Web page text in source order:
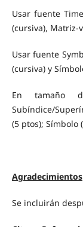
Usar fuente
(cursiva), Matriz-
Usar fuente
(cursiva) y
En tamaño
Subíndice/
(5 ptos); Símbolo
Agradecimientos
Se incluirán